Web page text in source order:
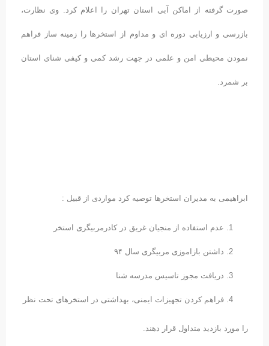
صورت گرفته از اماکن آبی استان تهران را اعلام کرد. وی نظارت،
بازرسی و ارزیابی دوره ای و مداوم از استخرها را زمینه ساز فراهم
نمودن محیطی امن و علمی در جهت رشد کمی و کیفی شنای استان
بر شمرد.
ابراهیمی به مدیران استخرها توصیه کرد مواردی از قبیل :
عدم استفاده از منجیان غریق در کادرمربیگری استخر
داشتن بازاموزی مربیگری سال ۹۴
دریافت مجوز تاسیس مدرسه شنا
فراهم کردن تجهیزات ایمنی، بهداشتی در استخرهای تحت نظر
را مورد بازدید متداول قرار دهند.